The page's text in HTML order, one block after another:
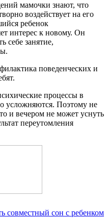
мамочки знают, что
воздействует на его
ребенок
интерес к новому. Он
себе занятие,
поведенческих и
процессы в
усложняются. Поэтому не
и вечером не может уснуть
переутомления
совместный сон с ребенком